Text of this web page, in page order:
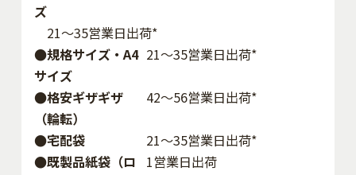
ズ
21～35営業日出荷*
●規格サイズ・A4
サイズ
21～35営業日出荷*
●格安ギザギザ
（輪転）
42〜56営業日出荷*
●宅配袋
21～35営業日出荷*
●既製品紙袋（ロ
1営業日出荷